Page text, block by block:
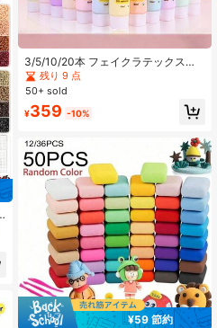
3/5/10/20本 フェイクラテックス、D
IY ハンドメイド クラフト素材、レト
ロ文房具ボックスセット、レジン製
小型ヘアクリップ、ラテックス
残り 9 点
50+ sold
¥359 -10%
¥59 節約